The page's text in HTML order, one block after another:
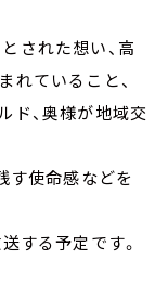
された想い、高
れていること、
ド、奥様が地域交
す使命感などを
する予定です。